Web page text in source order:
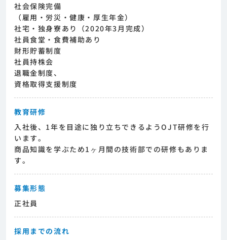
社会保険完備
（雇用・労災・健康・厚生年金）
社宅・独身寮あり（2020年3月完成）
社員食堂・食費補助あり
財形貯蓄制度
社員持株会
退職金制度、
資格取得支援制度
教育研修
入社後、1年を目途に独り立ちできるようOJT研修を行
います。
商品知識を学ぶため1ヶ月間の技術部での研修もありま
す。
募集形態
正社員
採用までの流れ